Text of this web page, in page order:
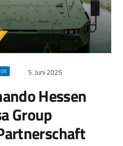
5. Juni 2025
Hessen
Group